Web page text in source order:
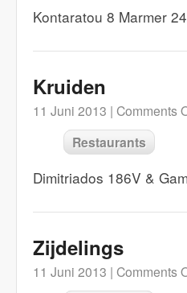
Kontaratou 8 Marmer
Kruiden
11 Juni 2013 | Comments
Restaurants
Dimitriados 186V &
Zijdelings
11 Juni 2013 | Comments